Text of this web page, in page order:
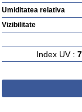
Umiditatea relativa
Vizibilitate
Index UV : 7